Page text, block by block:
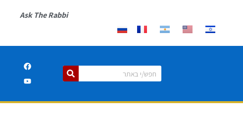
Ask The Rabbi